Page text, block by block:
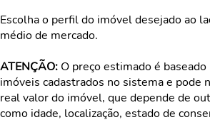
Escolha o perfil do imóvel desejado ao
médio de mercado.
ATENÇÃO: O preço estimado é
imóveis cadastrados no sistema e pode
real valor do imóvel, que depende de
como idade, localização, estado de